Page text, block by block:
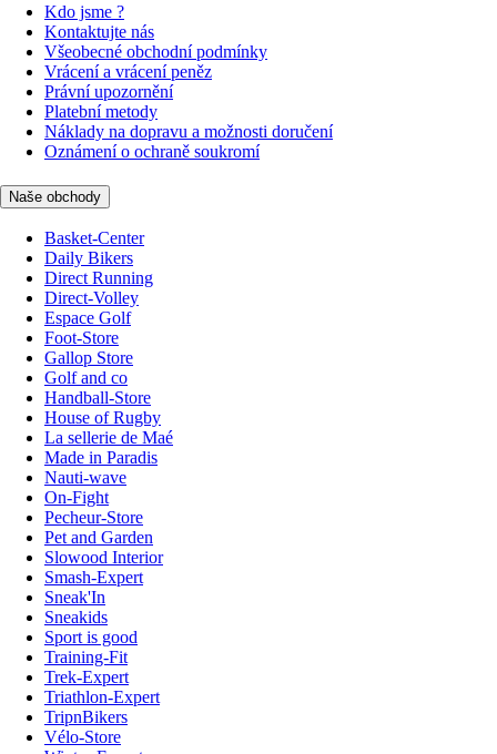
Kdo jsme ?
Kontaktujte nás
Všeobecné obchodní podmínky
Vrácení a vrácení peněz
Právní upozornění
Platební metody
Náklady na dopravu a možnosti doručení
Oznámení o ochraně soukromí
Naše obchody
Basket-Center
Daily Bikers
Direct Running
Direct-Volley
Espace Golf
Foot-Store
Gallop Store
Golf and co
Handball-Store
House of Rugby
La sellerie de Maé
Made in Paradis
Nauti-wave
On-Fight
Pecheur-Store
Pet and Garden
Slowood Interior
Smash-Expert
Sneak'In
Sneakids
Sport is good
Training-Fit
Trek-Expert
Triathlon-Expert
TripnBikers
Vélo-Store